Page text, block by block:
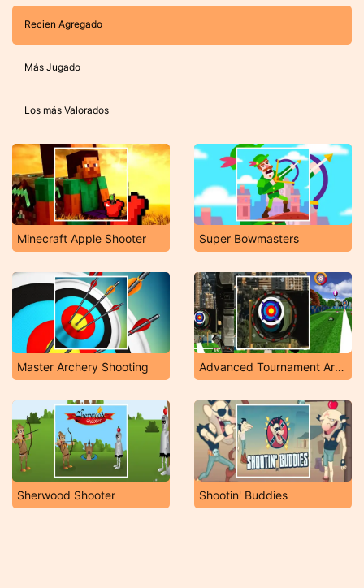
Recien Agregado
Más Jugado
Los más Valorados
Minecraft Apple Shooter Super Bowmasters
Master Archery Shooting Advanced Tournament Archery
Sherwood Shooter Shootin' Buddies